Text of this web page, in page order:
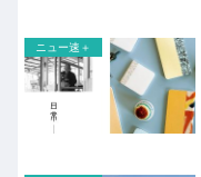
ニュー速＋